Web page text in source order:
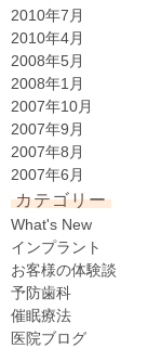
2010年7月
2010年4月
2008年5月
2008年1月
2007年10月
2007年9月
2007年8月
2007年6月
カテゴリー
What's New
インプラント
お客様の体験談
予防歯科
催眠療法
医院ブログ